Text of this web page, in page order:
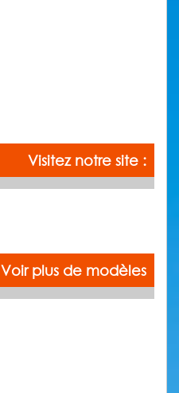
Visitez notre site :
Voir plus de modèles